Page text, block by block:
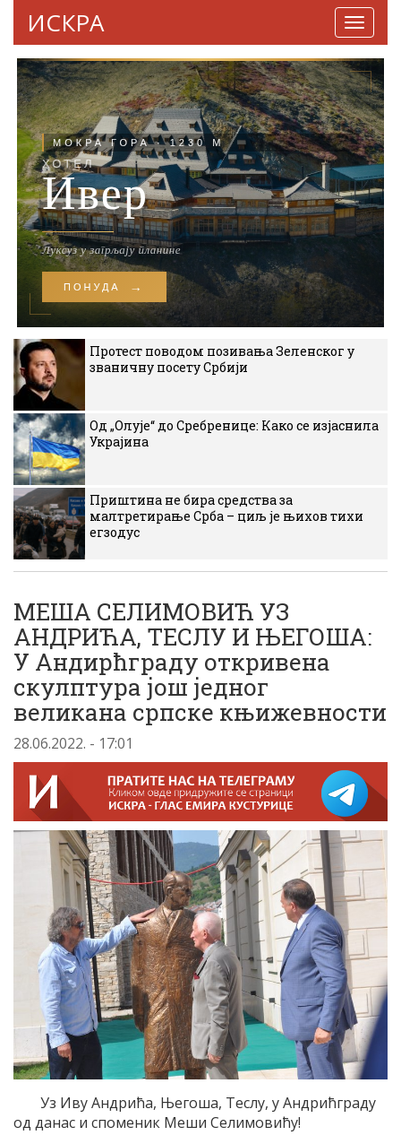
ИСКРА
Протест поводом позивања Зеленског у
званичну посету Србији
Од „Олује“ до Сребренице: Како се изјаснила
Украјина
Приштина не бира средства за
малтретирање Срба – циљ је њихов тихи
егзодус
МЕША СЕЛИМОВИЋ УЗ
АНДРИЋА, ТЕСЛУ И ЊЕГОША:
У Андирћграду откривена
скулптура још једног
великана српске књижевности
28.06.2022. - 17:01
Уз Иву Андрића, Његоша, Теслу, у Андрићграду
од данас и споменик Меши Селимовићу!